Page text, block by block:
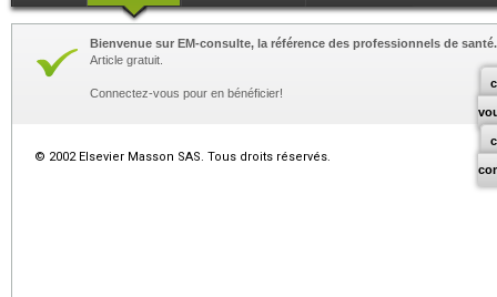
Bienvenue sur EM-consulte, la référence des professionnels de santé.
Article gratuit.
Connectez-vous pour en bénéficier!
© 2002 Elsevier Masson SAS. Tous droits réservés.